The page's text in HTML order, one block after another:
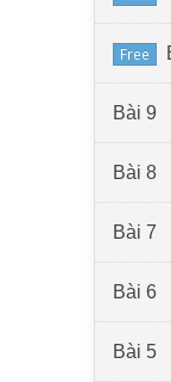
Free
Bài 9
Bài 8
Bài 7
Bài 6
Bài 5